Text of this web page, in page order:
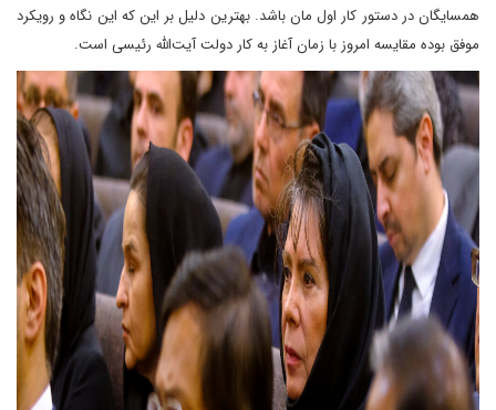
همسایگان در دستور کار اول مان باشد. بهترین دلیل بر این که این نگاه و رویکرد
موفق بوده مقایسه امروز با زمان آغاز به کار دولت آیت‌الله رئیسی است.